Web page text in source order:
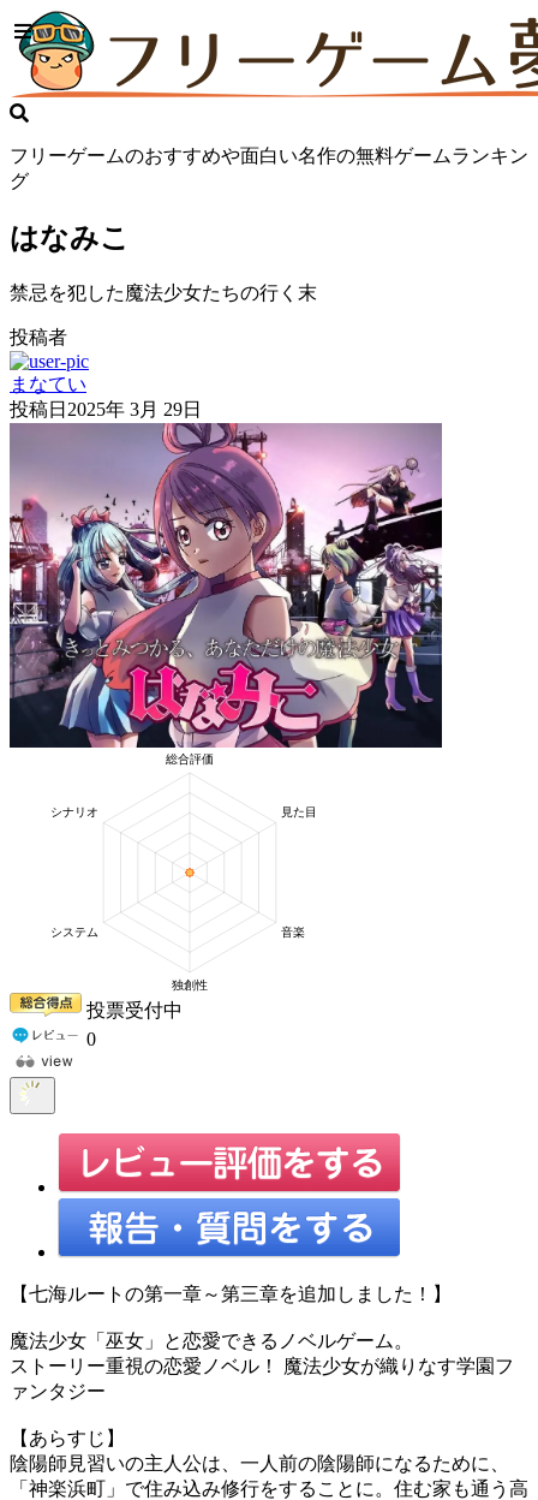
フリーゲームのおすすめや面白い名作の無料ゲームランキン
グ
はなみこ
禁忌を犯した魔法少女たちの行く末
投稿者
まなてい
投稿日 2025年 3月 29日
投票受付中
0
【七海ルートの第一章～第三章を追加しました！】
魔法少女「巫女」と恋愛できるノベルゲーム。
ストーリー重視の恋愛ノベル！ 魔法少女が織りなす学園フ
ァンタジー
【あらすじ】
陰陽師見習いの主人公は、一人前の陰陽師になるために、
「神楽浜町」で住み込み修行をすることに。住む家も通う高